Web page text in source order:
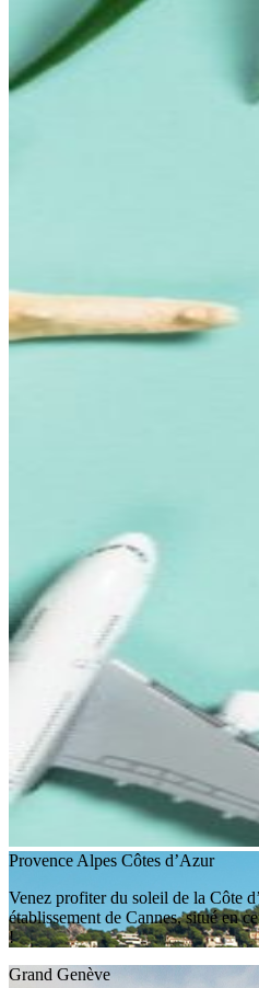
Provence Alpes Côtes d’Azur
Venez profiter du soleil de la Côte
établissement de Cannes, situé en
!
Grand Genève